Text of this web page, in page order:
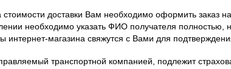
стоимости доставки Вам необходимо оформить заказ
необходимо указать ФИО получателя полностью,
интернет-магазина свяжутся с Вами для
транспортной компанией, подлежит